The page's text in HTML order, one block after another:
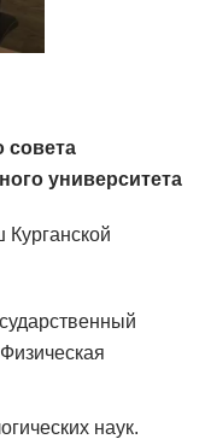
совета
университета
Курганской
наук.